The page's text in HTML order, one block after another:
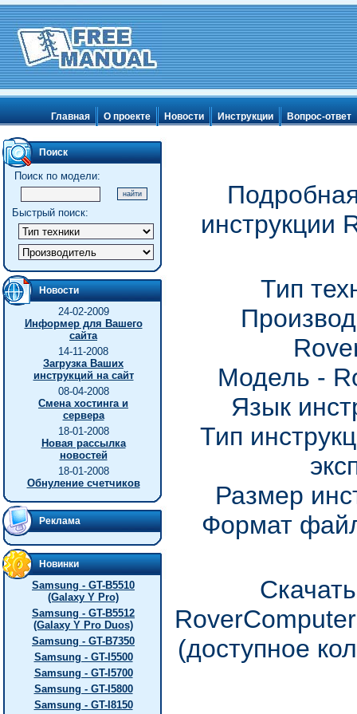
Главная О проекте Новости Инструкции Вопрос-ответ
Поиск
Поиск по модели:
Быстрый поиск:
Новости
24-02-2009
Информер для Вашего
сайта
14-11-2008
Загрузка Ваших
инструкций на сайт
08-04-2008
Смена хостинга и
сервера
18-01-2008
Новая рассылка
новостей
18-01-2008
Обнуление счетчиков
Реклама
Новинки
Samsung - GT-B5510
(Galaxy Y Pro)
Samsung - GT-B5512
(Galaxy Y Pro Duos)
Samsung - GT-B7350
Samsung - GT-I5500
Samsung - GT-I5700
Samsung - GT-I5800
Samsung - GT-I8150
инструкции
Тип
Модель -
Язык
Тип
Размер
Формат
(доступное